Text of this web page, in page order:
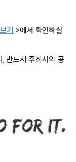
기 >에서 확인하실
, 반드시 주최사의 공